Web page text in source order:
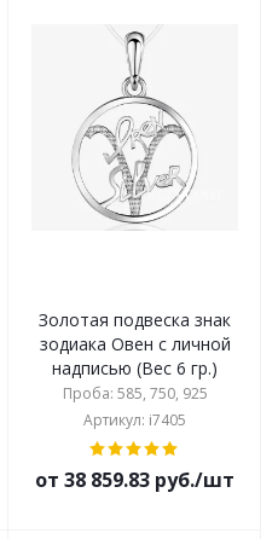
Золотая подвеска знак
зодиака Овен с личной
надписью (Вес 6 гр.)
Проба: 585, 750, 925
Артикул: i7405
от 38 859.83 руб./шт